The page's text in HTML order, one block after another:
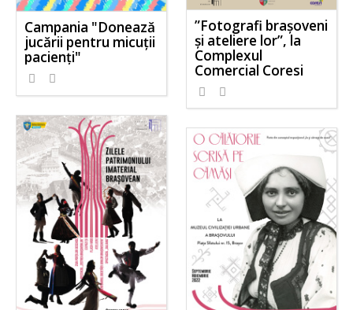
Campania "Donează
jucării pentru micuții
pacienți"
”Fotografi brașoveni
și ateliere lor”, la
Complexul
Comercial Coresi